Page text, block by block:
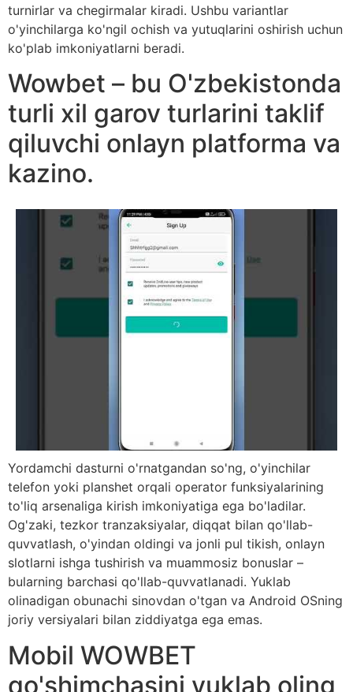
turnirlar va chegirmalar kiradi. Ushbu variantlar
o'yinchilarga ko'ngil ochish va yutuqlarini oshirish uchun
ko'plab imkoniyatlarni beradi.
Wowbet – bu O'zbekistonda
turli xil garov turlarini taklif
qiluvchi onlayn platforma va
kazino.
Yordamchi dasturni o'rnatgandan so'ng, o'yinchilar
telefon yoki planshet orqali operator funksiyalarining
to'liq arsenaliga kirish imkoniyatiga ega bo'ladilar.
Og'zaki, tezkor tranzaksiyalar, diqqat bilan qo'llab-
quvvatlash, o'yindan oldingi va jonli pul tikish, onlayn
slotlarni ishga tushirish va muammosiz bonuslar –
bularning barchasi qo'llab-quvvatlanadi. Yuklab
olinadigan obunachi sinovdan o'tgan va Android OSning
joriy versiyalari bilan ziddiyatga ega emas.
Mobil WOWBET
qo'shimchasini yuklab oling